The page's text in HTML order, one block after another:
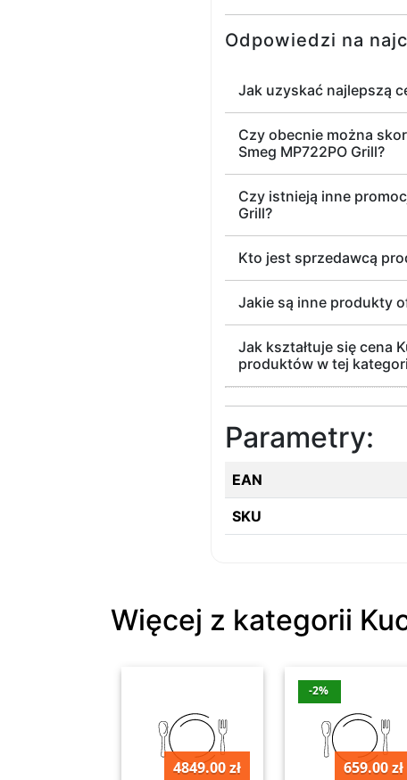
Odpowiedzi na
Jak uzyskać najlepszą
Czy obecnie można
Smeg MP722PO Grill?
Czy istnieją inne
Grill?
Kto jest sprzedawcą
Jakie są inne produkty
Jak kształtuje się cena
produktów w tej
Parametry:
EAN
SKU
Więcej z kategorii
4849.00 zł
-2%
659.00 zł